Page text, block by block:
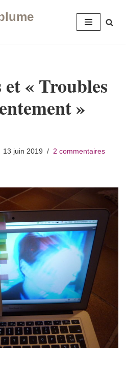
et « Troubles
»
13 juin 2019 2 commentaires